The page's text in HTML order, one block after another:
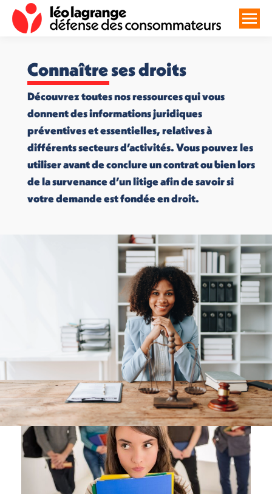
Connaître ses droits
Découvrez toutes nos ressources qui vous
donnent des informations juridiques
préventives et essentielles, relatives à
différents secteurs d’activités. Vous pouvez les
utiliser avant de conclure un contrat ou bien lors
de la survenance d’un litige afin de savoir si
votre demande est fondée en droit.